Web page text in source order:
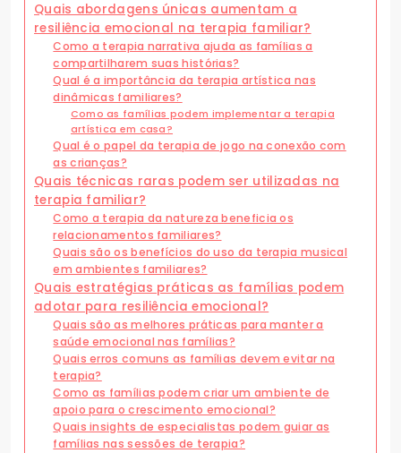
Quais abordagens únicas aumentam a
resiliência emocional na terapia familiar?
Como a terapia narrativa ajuda as famílias a
compartilharem suas histórias?
Qual é a importância da terapia artística nas
dinâmicas familiares?
Como as famílias podem implementar a terapia
artística em casa?
Qual é o papel da terapia de jogo na conexão com
as crianças?
Quais técnicas raras podem ser utilizadas na
terapia familiar?
Como a terapia da natureza beneficia os
relacionamentos familiares?
Quais são os benefícios do uso da terapia musical
em ambientes familiares?
Quais estratégias práticas as famílias podem
adotar para resiliência emocional?
Quais são as melhores práticas para manter a
saúde emocional nas famílias?
Quais erros comuns as famílias devem evitar na
terapia?
Como as famílias podem criar um ambiente de
apoio para o crescimento emocional?
Quais insights de especialistas podem guiar as
famílias nas sessões de terapia?